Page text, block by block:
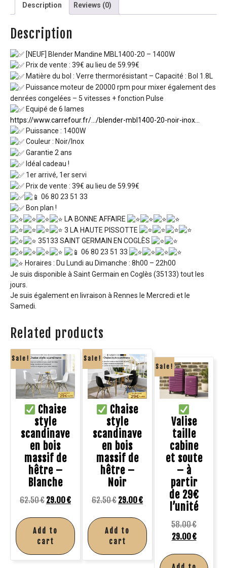
Description Reviews (0)
Description
[NEUF] Blender Mandine MBL1400-20 – 1400W
Prix de vente : 39€ au lieu de 59.99€
Matière du bol : Verre thermorésistant – Capacité : Bol 1.8L
Puissance moteur de 20000 rpm pour mixer également des
denrées congelées – 5 vitesses + fonction Pulse
Equipé de 6 lames
https://www.carrefour.fr/…/blender-mbl1400-20-noir-inox…
Puissance : 1400W
Couleur : Noir/Inox
Garantie 2 ans
Idéal cadeau !
1er arrivé, 1er servi
Prix de vente : 39€ au lieu de 59.99€
06 80 23 51 33
Bon plan !
LA BONNE AFFAIRE
3 LA HAUTE PISSOTTE
35133 SAINT GERMAIN EN COGLÈS
06 80 23 51 33
Horaires : Du Lundi au Dimanche : 8h00 – 22h00
Je suis disponible à Saint Germain en Coglès (35133) tout les
jours.
Je suis également en livraison à Rennes le Mercredi et le
Samedi.
Related products
Sale!
Chaise
style
scandinave
en bois
massif de
hêtre –
Blanche
62.50€ 29.00€
Add to
cart
Sale!
Chaise
style
scandinave
en bois
massif de
hêtre –
Noir
62.50€ 29.00€
Add to
cart
Sale!
Valise
taille
cabine
et soute
– à
partir
de 29€
l’unité
58.00€
29.00€